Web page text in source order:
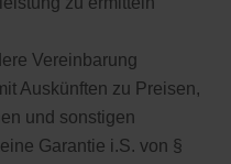
Vereinbarung
Auskünften zu Preisen,
und sonstigen
Garantie i.S. von §